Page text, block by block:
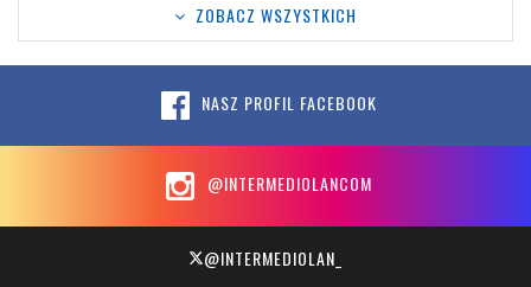
ZOBACZ WSZYSTKICH
NASZ PROFIL FACEBOOK
@INTERMEDIOLANCOM
@INTERMEDIOLAN_